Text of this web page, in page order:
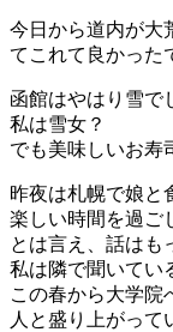
今日から道内が大
てこれて良かった
函館はやはり雪で
私は雪女？
でも美味しいお寿
昨夜は札幌で娘と
楽しい時間を過ご
とは言え、話はも
私は隣で聞いてい
この春から大学院
人と盛り上がって